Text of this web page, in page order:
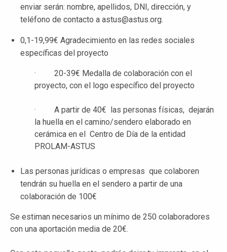
enviar serán: nombre, apellidos, DNI, dirección, y
teléfono de contacto a astus@astus.org.
0,1-19,99€ Agradecimiento en las redes sociales
específicas del proyecto
· 20-39€ Medalla de colaboración con el
proyecto, con el logo específico del proyecto
· A partir de 40€ las personas físicas, dejarán
la huella en el camino/sendero elaborado en
cerámica en el Centro de Día de la entidad
PROLAM-ASTUS
Las personas jurídicas o empresas que colaboren
tendrán su huella en el sendero a partir de una
colaboración de 100€
Se estiman necesarios un mínimo de 250 colaboradores
con una aportación media de 20€.